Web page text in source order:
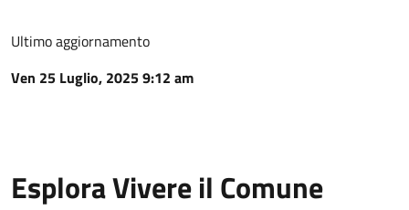
Ultimo aggiornamento
Ven 25 Luglio, 2025 9:12 am
Esplora Vivere il Comune